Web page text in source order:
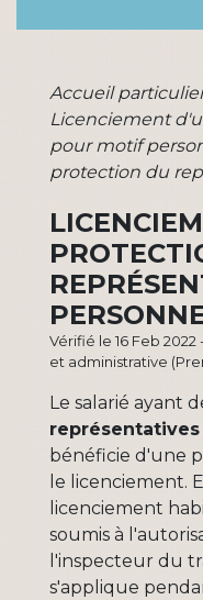
Accueil
Licenciement
pour motif
protection du
Vérifié le 16 Feb
et administrative
Le salarié ayant
bénéficie d'une
le licenciement.
licenciement
soumis à
l'inspecteur du
s'applique